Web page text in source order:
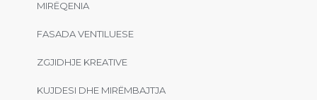
MIRËQENIA
FASADA VENTILUESE
ZGJIDHJE KREATIVE
KUJDESI DHE MIRËMBAJTJA